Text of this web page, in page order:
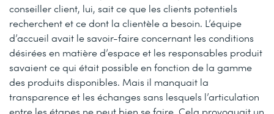
conseiller client, lui, sait ce que les clients potentiels
recherchent et ce dont la clientèle a besoin. L’équipe
d’accueil avait le savoir-faire concernant les conditions
désirées en matière d’espace et les responsables produit
savaient ce qui était possible en fonction de la gamme
des produits disponibles. Mais il manquait la
transparence et les échanges sans lesquels l’articulation
entre les étapes ne peut bien se faire. Cela provoquait un